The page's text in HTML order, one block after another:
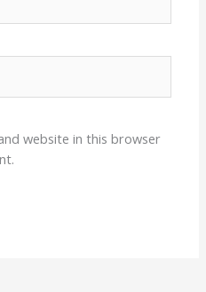
website in this browser